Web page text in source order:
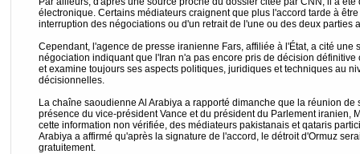
électronique. Certains médiateurs craignent que plus l'accord tarde à
interruption des négociations ou d'un retrait de l'une ou des deux parties
Cependant, l'agence de presse iranienne Fars, affiliée à l'État, a cité une
négociation indiquant que l'Iran n'a pas encore pris de décision
et examine toujours ses aspects politiques, juridiques et techniques au
décisionnelles.
La chaîne saoudienne Al Arabiya a rapporté dimanche que la réunion de
présence du vice-président Vance et du président du Parlement iranien,
cette information non vérifiée, des médiateurs pakistanais et qataris
Arabiya a affirmé qu'après la signature de l'accord, le détroit d'Ormuz
gratuitement.